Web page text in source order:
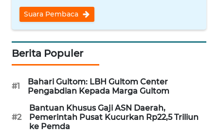
Suara Pembaca
Berita Populer
#1
Bahari Gultom: LBH Gultom Center
Pengabdian Kepada Marga Gultom
#2
Bantuan Khusus Gaji ASN Daerah,
Pemerintah Pusat Kucurkan Rp22,5 Triliun
ke Pemda
WN
SERAMBI
WN
JAMBI
WN
SULTRA
WN